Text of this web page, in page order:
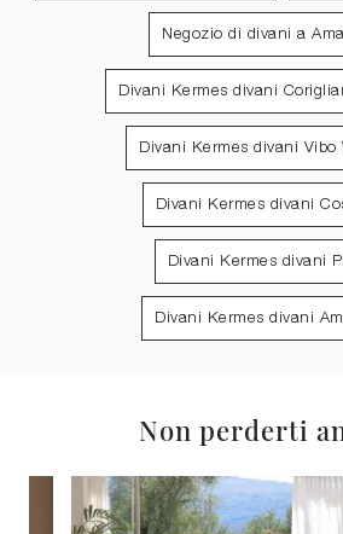
Negozio di divani a
Divani Kermes divani
Divani Kermes divani Vibo
Divani Kermes divani
Divani Kermes divani
Divani Kermes divani
Non perderti